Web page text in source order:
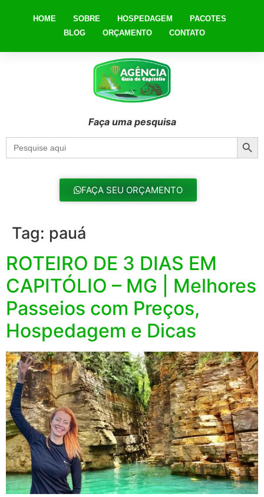
HOME SOBRE HOSPEDAGEM
PACOTES
BLOG
ORÇAMENTO CONTATO
Faça uma pesquisa
Search
for:
FAÇA SEU ORÇAMENTO
Tag: pauá
ROTEIRO DE 3 DIAS EM
CAPITÓLIO – MG | Melhores
Passeios com Preços,
Hospedagem e Dicas